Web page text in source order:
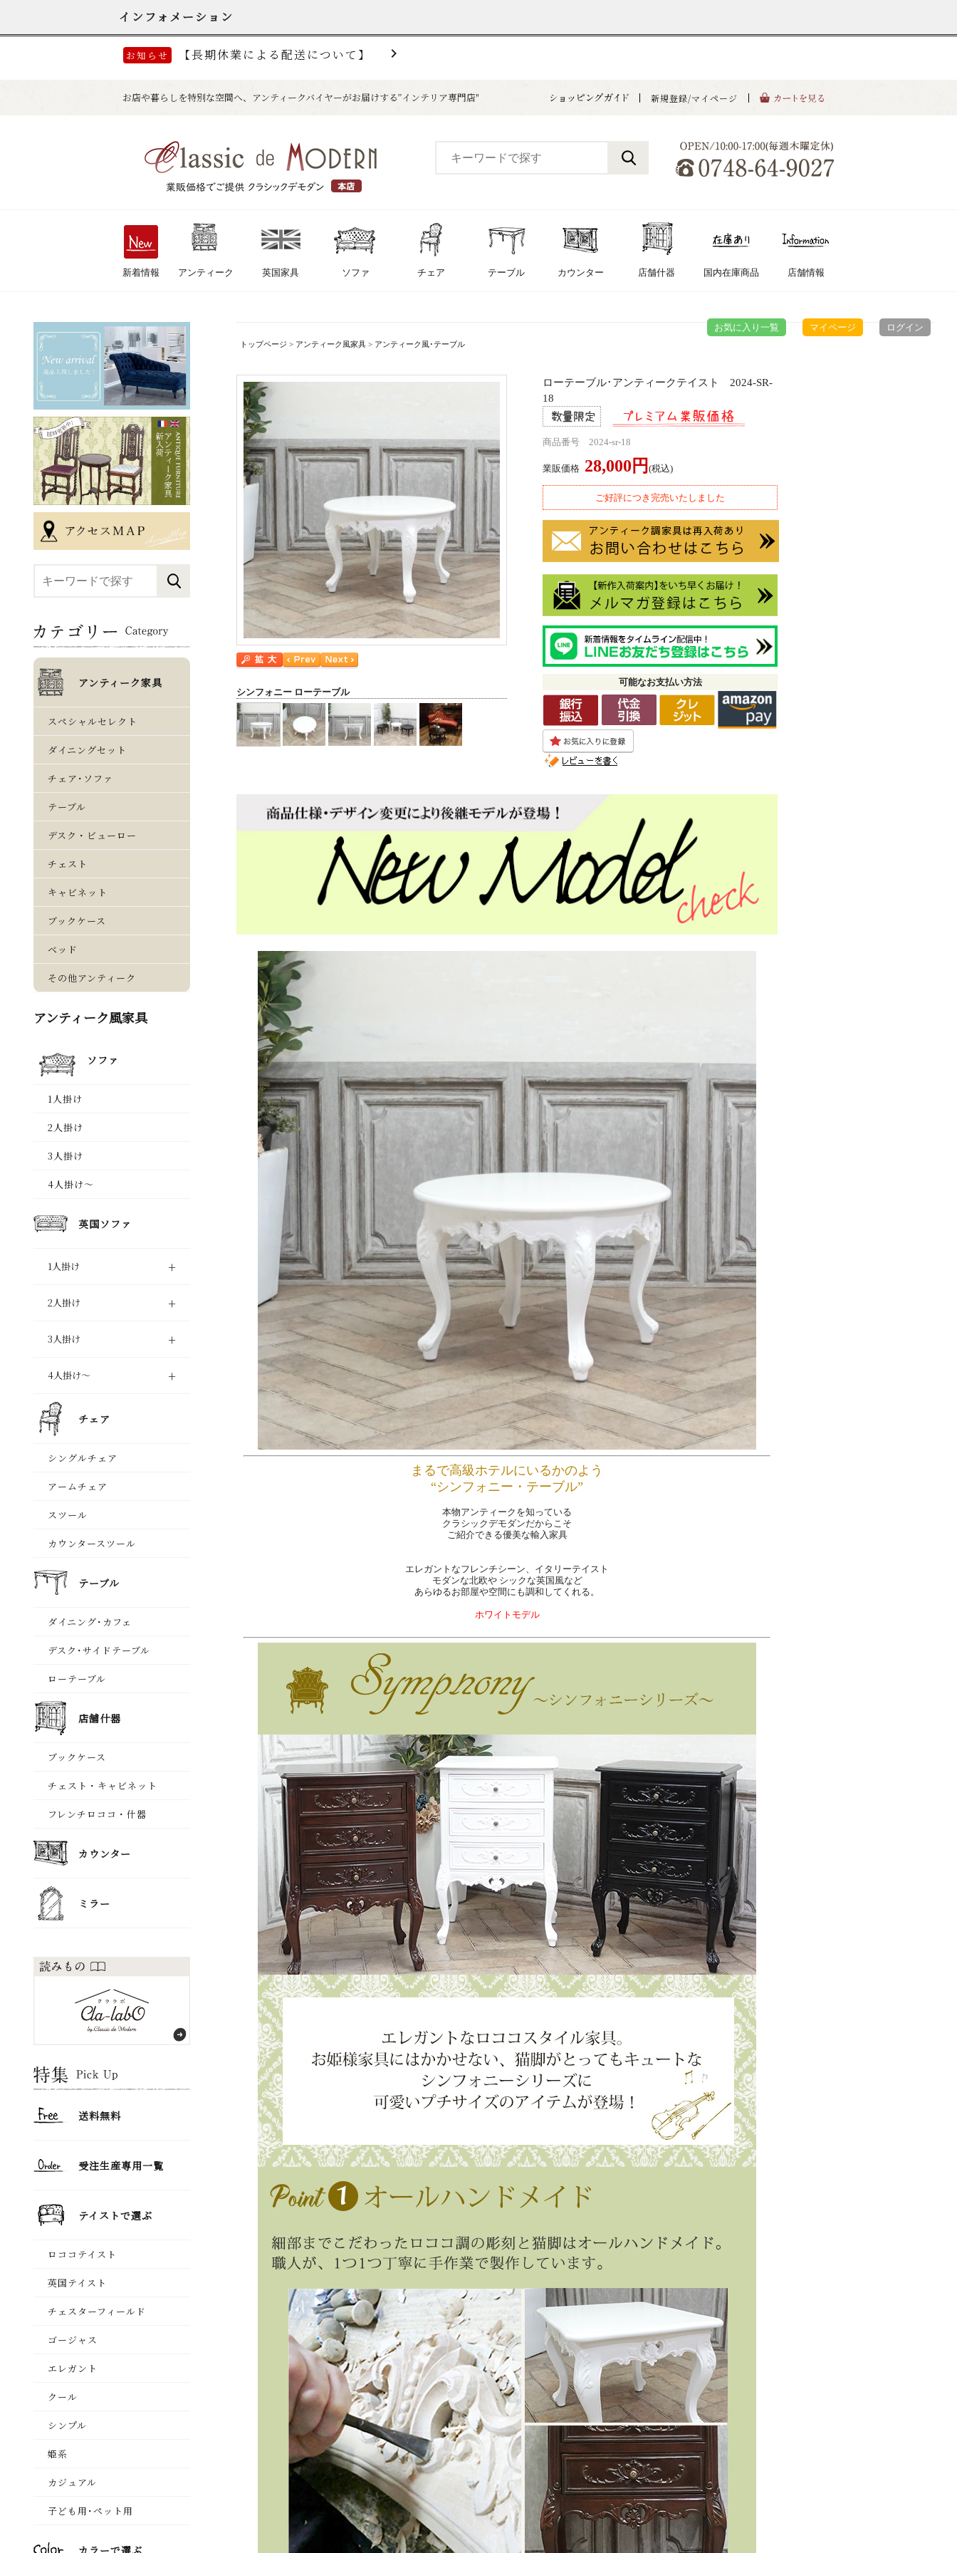
お気に入り一覧 マイページ ログイン
トップページ > アンティーク風家具 > アンティーク風･テーブル
ローテーブル･アンティークテイスト 2024-SR-
18
商品番号 2024-sr-18
業販価格 28,000円 (税込)
ご好評につき完売いたしました
可能なお支払い方法
シンフォニー ローテーブル
まるで高級ホテルにいるかのよう
“シンフォニー・テーブル”
本物アンティークを知っている
クラシックデモダンだからこそ
ご紹介できる優美な輸入家具
エレガントなフレンチシーン、イタリーテイスト
モダンな北欧や シックな英国風など
あらゆるお部屋や空間にも調和してくれる。
ホワイトモデル